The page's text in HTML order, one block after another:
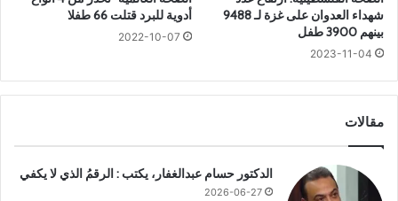
د
ه
و
ر
خ
ل
ا
ش
ع
ا
ة
إ
ح
س
شهداء العدوان على غزة لـ 9488
بينهم 3900 طفل
2023-11-04
أدوية للبرد قتلت 66 طفلا
2022-10-07
مقالات
الدكتور حسام عبدالغفار، يكتب : الرقمُ الذي لا يكفي
2026-06-27